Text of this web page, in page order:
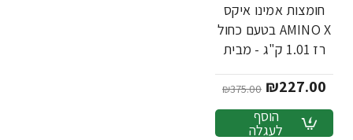
חומצות אמינו איקס
AMINO X בטעם כחול
רז 1.01 ק"ג - מבית
₪227.00
₪375.00
הוסף
לעגלה